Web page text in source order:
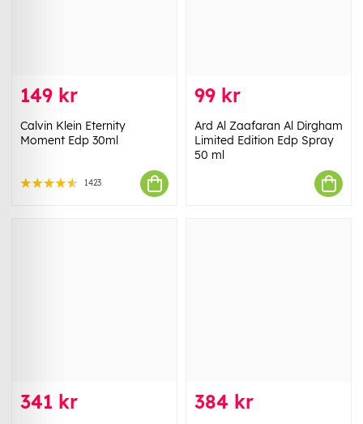
149 kr
Calvin Klein Eternity
Moment Edp 30ml
1423
99 kr
Ard Al Zaafaran Al Dirgham
Limited Edition Edp Spray
50 ml
341 kr 384 kr